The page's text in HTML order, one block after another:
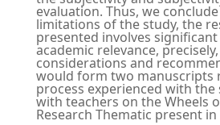
evaluation. Thus, we
limitations of the study, the
presented involves significant
academic relevance,
considerations and
would form two manuscripts
process experienced with
with teachers on the Wheels
Research Thematic present